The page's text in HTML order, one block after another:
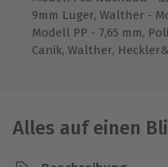
9mm Luger, Walther -
Modell PP - 7,65 mm,
Canik, Walther,
Alles auf einen